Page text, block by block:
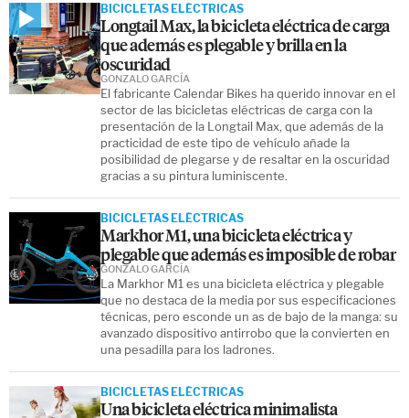
BICICLETAS ELÉCTRICAS
Longtail Max, la bicicleta eléctrica de carga
que además es plegable y brilla en la
oscuridad
El fabricante Calendar Bikes ha querido innovar en el
sector de las bicicletas eléctricas de carga con la
presentación de la Longtail Max, que además de la
practicidad de este tipo de vehículo añade la
posibilidad de plegarse y de resaltar en la oscuridad
gracias a su pintura luminiscente.
GONZALO GARCÍA
BICICLETAS ELÉCTRICAS
Markhor M1, una bicicleta eléctrica y
plegable que además es imposible de robar
La Markhor M1 es una bicicleta eléctrica y plegable
que no destaca de la media por sus especificaciones
técnicas, pero esconde un as de bajo de la manga: su
avanzado dispositivo antirrobo que la convierten en
una pesadilla para los ladrones.
GONZALO GARCÍA
BICICLETAS ELÉCTRICAS
Una bicicleta eléctrica minimalista